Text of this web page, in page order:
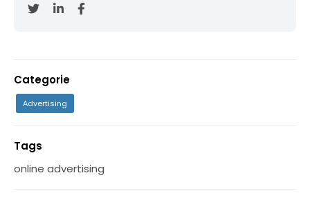
Categorie
Advertising
Tags
online advertising